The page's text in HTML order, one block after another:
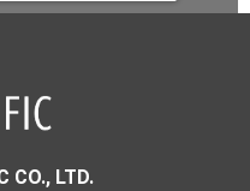
CO., LTD.